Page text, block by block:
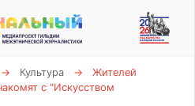
→ Культура →
Жителей
с "Искусством